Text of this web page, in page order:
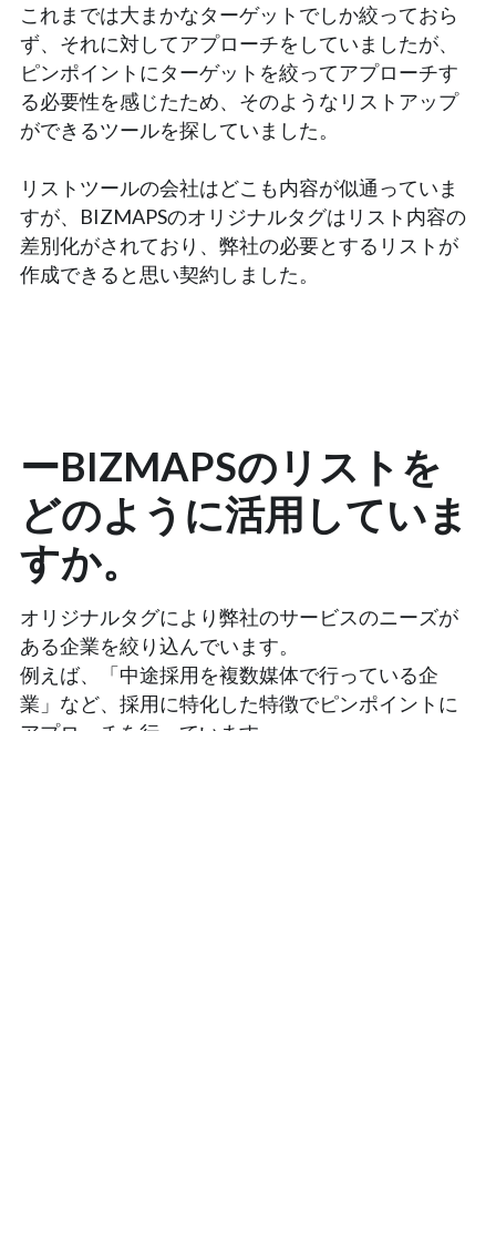
これまでは大まかなターゲットでしか絞っておら
ず、それに対してアプローチをしていましたが、
ピンポイントにターゲットを絞ってアプローチす
る必要性を感じたため、そのようなリストアップ
ができるツールを探していました。
リストツールの会社はどこも内容が似通っていま
すが、BIZMAPSのオリジナルタグはリスト内容の
差別化がされており、弊社の必要とするリストが
作成できると思い契約しました。
ーBIZMAPSのリストを
どのように活用していま
すか。
オリジナルタグにより弊社のサービスのニーズが
ある企業を絞り込んでいます。
例えば、「中途採用を複数媒体で行っている企
業」など、採用に特化した特徴でピンポイントに
アプローチを行っています。